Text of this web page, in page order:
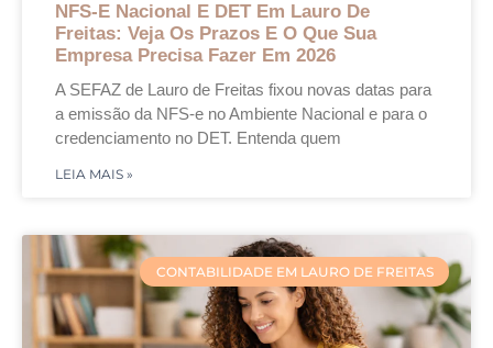
NFS-E Nacional E DET Em Lauro De
Freitas: Veja Os Prazos E O Que Sua
Empresa Precisa Fazer Em 2026
A SEFAZ de Lauro de Freitas fixou novas datas para
a emissão da NFS-e no Ambiente Nacional e para o
credenciamento no DET. Entenda quem
LEIA MAIS »
CONTABILIDADE EM LAURO DE FREITAS